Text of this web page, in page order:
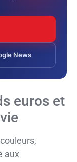
News
euros et
aux